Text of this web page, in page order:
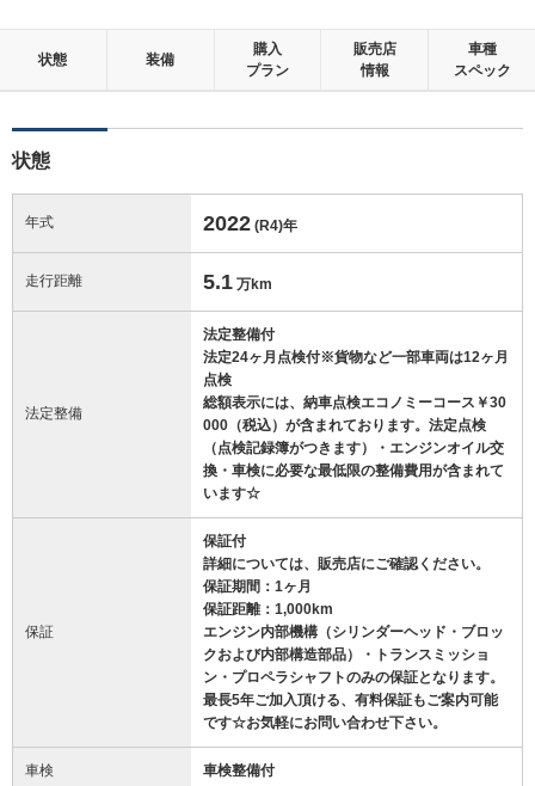
状態 装備
購入
プラン
販売店
情報
車種
スペック
状態
年式 2022 (R4)年
走行距離 5.1 万km
法定整備
法定整備付
法定24ヶ月点検付※貨物など一部車両は12ヶ月
点検
総額表示には、納車点検エコノミーコース￥30
000（税込）が含まれております。法定点検
（点検記録簿がつきます）・エンジンオイル交
換・車検に必要な最低限の整備費用が含まれて
います☆
保証
保証付
詳細については、販売店にご確認ください。
保証期間：1ヶ月
保証距離：1,000km
エンジン内部機構（シリンダーヘッド・ブロッ
クおよび内部構造部品）・トランスミッショ
ン・プロペラシャフトのみの保証となります。
最長5年ご加入頂ける、有料保証もご案内可能
です☆お気軽にお問い合わせ下さい。
車検 車検整備付